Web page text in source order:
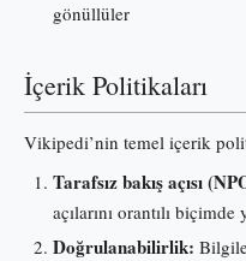
gönüllüler
İçerik Politikaları
Vikipedi’nin temel içerik
Tarafsız bakış açısı
açılarını orantılı biçimde
Doğrulanabilirlik: